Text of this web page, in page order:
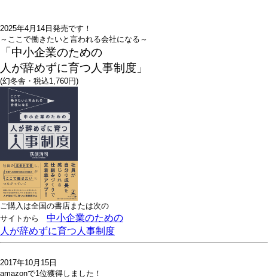
2025年4月14日発売です！
～ここで働きたいと言われる会社になる～
「中小企業のための
人が辞めずに育つ人事制度」
(幻冬舎・税込1,760円)
ご購入は全国の書店または次の
サイトから 中小企業のための
人が辞めずに育つ人事制度
2017年10月15日
amazonで1位獲得しました！